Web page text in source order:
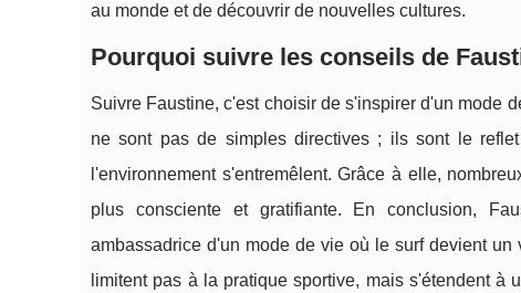
au monde et de découvrir de nouvelles cultures.
Pourquoi suivre les conseils de
Suivre Faustine, c'est choisir de s'inspirer d'un mode
ne sont pas de simples directives ; ils sont le
l'environnement s'entremêlent. Grâce à elle,
plus consciente et gratifiante. En conclusion,
ambassadrice d'un mode de vie où le surf devient
limitent pas à la pratique sportive, mais s'étendent